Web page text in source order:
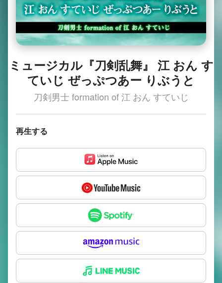
ミュージカル『刀剣乱舞』 江 おん す
ていじ ぜっぷつあー りぶうと
刀剣男士 formation of 江 おん すていじ
再生する